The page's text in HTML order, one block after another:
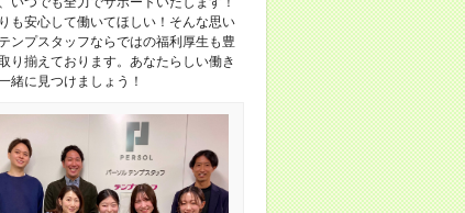
も安心して働いてほしい！そんな思い
ンプスタッフならではの福利厚生も豊
り揃えております。あなたらしい働き
緒に見つけましょう！